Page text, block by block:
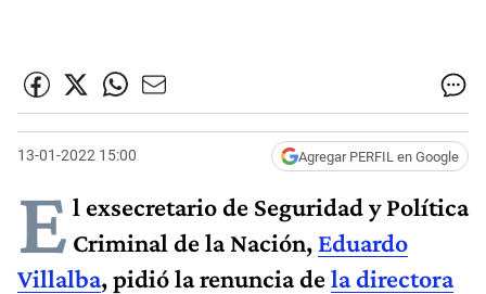
13-01-2022 15:00 Agregar PERFIL en Google
E l exsecretario de Seguridad y Política
Criminal de la Nación, Eduardo
Villalba, pidió la renuncia dela directora